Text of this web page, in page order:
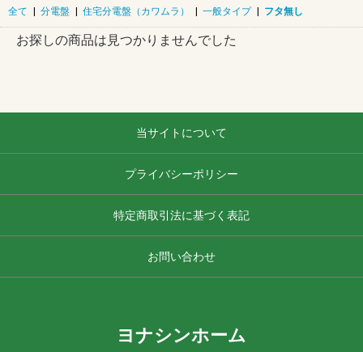
全て | 分電盤 | 住宅分電盤（カワムラ） | 一般タイプ | フタ無し
お探しの商品は見つかりませんでした
当サイトについて
プライバシーポリシー
特定商取引法に基づく表記
お問い合わせ
ヨナシンホーム